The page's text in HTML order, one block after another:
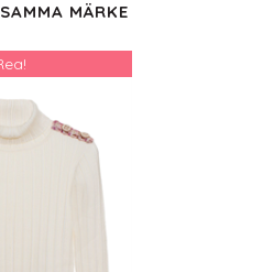
MÄRKE